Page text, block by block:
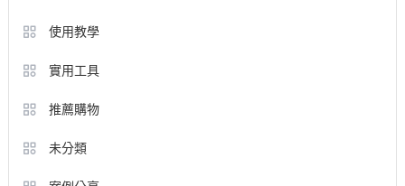
使用教學
實用工具
推薦購物
未分類